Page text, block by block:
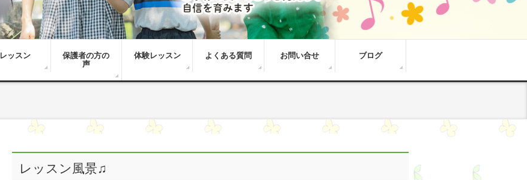
レッスン
保護者の方の
声
体験レッスン よくある質問 お問い合せ ブログ
レッスン風景♫